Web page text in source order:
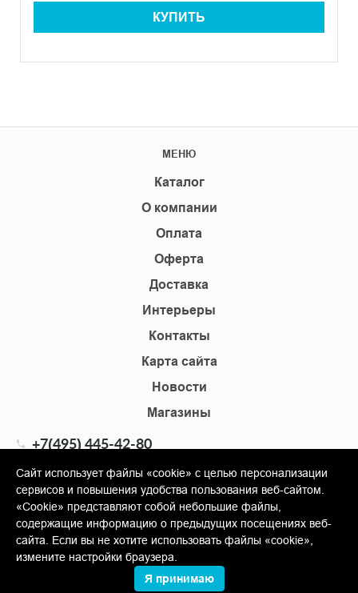
КУПИТЬ
МЕНЮ
Каталог
О компании
Оплата
Оферта
Доставка
Интерьеры
Контакты
Карта сайта
Новости
Магазины
+7(495) 445-42-80
info@shopkm.ru
© Copyright 2013-2026 KERAMA MARAZZI, ООО «Гамма
Керамика»
Сайт использует файлы «cookie» с целью персонализации
сервисов и повышения удобства пользования веб-сайтом.
«Cookie» представляют собой небольшие файлы,
содержащие информацию о предыдущих посещениях веб-
сайта. Если вы не хотите использовать файлы «cookie»,
измените настройки браузера.
Я принимаю